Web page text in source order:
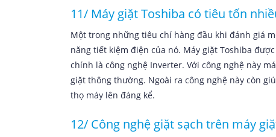
11/ Máy giặt Toshiba có tiêu tốn
Một trong những tiêu chí hàng đầu khi đánh giá
năng tiết kiệm điện của nó. Máy giặt Toshiba
chính là công nghệ Inverter. Với công nghệ này
giặt thông thường. Ngoài ra công nghệ này còn
thọ máy lên đáng kể.
12/ Công nghệ giặt sạch trên máy